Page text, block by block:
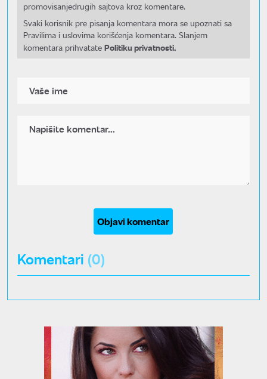
promovisanjedrugih sajtova kroz komentare.
Svaki korisnik pre pisanja komentara mora se upoznati sa
Pravilima i uslovima korišćenja komentara. Slanjem
komentara prihvatate Politiku privatnosti.
Objavi komentar
Komentari (0)